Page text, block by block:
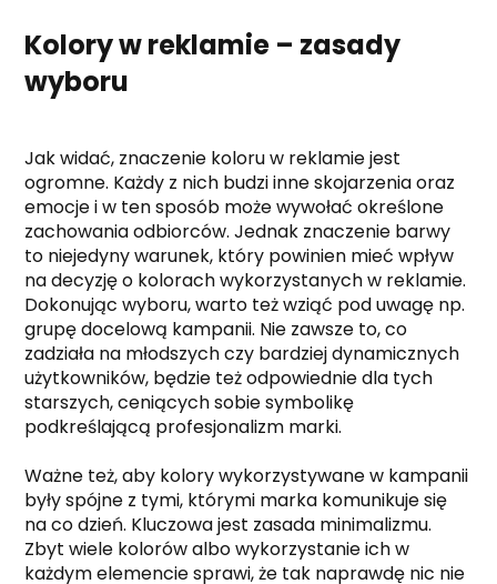
Kolory w reklamie – zasady
wyboru
Jak widać, znaczenie koloru w reklamie jest
ogromne. Każdy z nich budzi inne skojarzenia oraz
emocje i w ten sposób może wywołać określone
zachowania odbiorców. Jednak znaczenie barwy
to niejedyny warunek, który powinien mieć wpływ
na decyzję o kolorach wykorzystanych w reklamie.
Dokonując wyboru, warto też wziąć pod uwagę np.
grupę docelową kampanii. Nie zawsze to, co
zadziała na młodszych czy bardziej dynamicznych
użytkowników, będzie też odpowiednie dla tych
starszych, ceniących sobie symbolikę
podkreślającą profesjonalizm marki.
Ważne też, aby kolory wykorzystywane w kampanii
były spójne z tymi, którymi marka komunikuje się
na co dzień. Kluczowa jest zasada minimalizmu.
Zbyt wiele kolorów albo wykorzystanie ich w
każdym elemencie sprawi, że tak naprawdę nic nie